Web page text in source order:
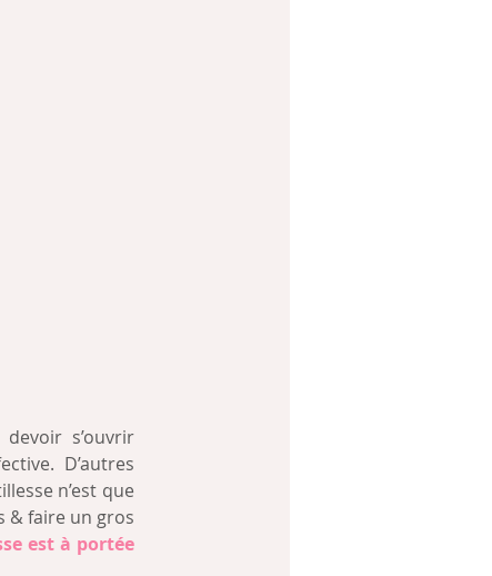
s’ouvrir
D’autres
n’est que
& faire un gros
est à portée